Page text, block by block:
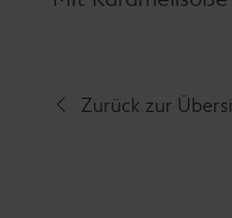
Zurück zur